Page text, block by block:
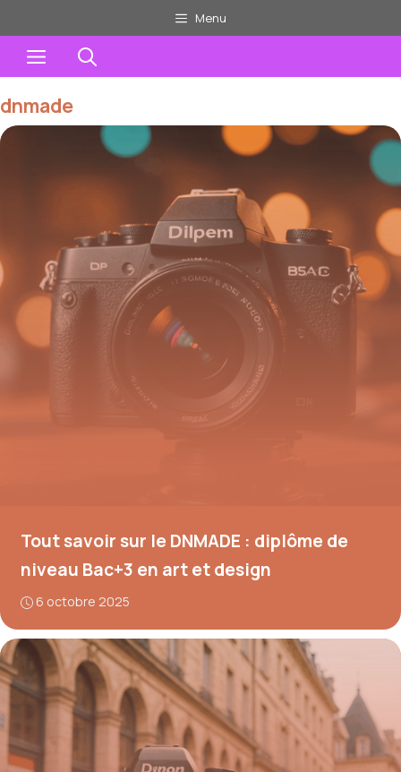
au
contenu
Menu
Menu
dnmade
Tout savoir sur le DNMADE : diplôme de
niveau Bac+3 en art et design
6 octobre 2025